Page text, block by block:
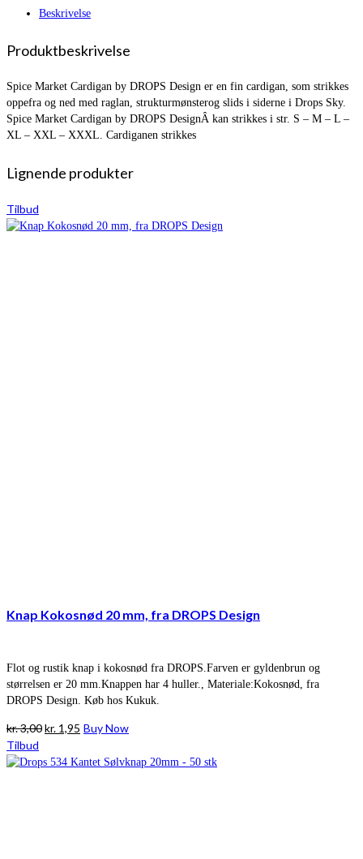
Beskrivelse
Produktbeskrivelse
Spice Market Cardigan by DROPS Design er en fin cardigan, som strikkes
oppefra og ned med raglan, strukturmønsterog slids i siderne i Drops Sky.
Spice Market Cardigan by DROPS DesignÂ kan strikkes i str. S – M – L –
XL – XXL – XXXL. Cardiganen strikkes
Lignende produkter
Tilbud
Knap Kokosnød 20 mm, fra DROPS Design
Flot og rustik knap i kokosnød fra DROPS.Farven er gyldenbrun og
størrelsen er 20 mm.Knappen har 4 huller., Materiale:Kokosnød, fra
DROPS Design. Køb hos Kukuk.
kr.3,00Den
pris
kr. 1,95 Den
pris
Buy Now
Tilbud